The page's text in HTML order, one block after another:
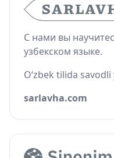
С нами вы
узбекском языке.
O‘zbek tilida
sarlavha.com